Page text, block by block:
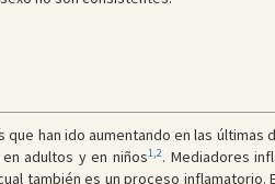
han ido aumentando en las
adultos y en niños1,2. Mediadores
también es un proceso